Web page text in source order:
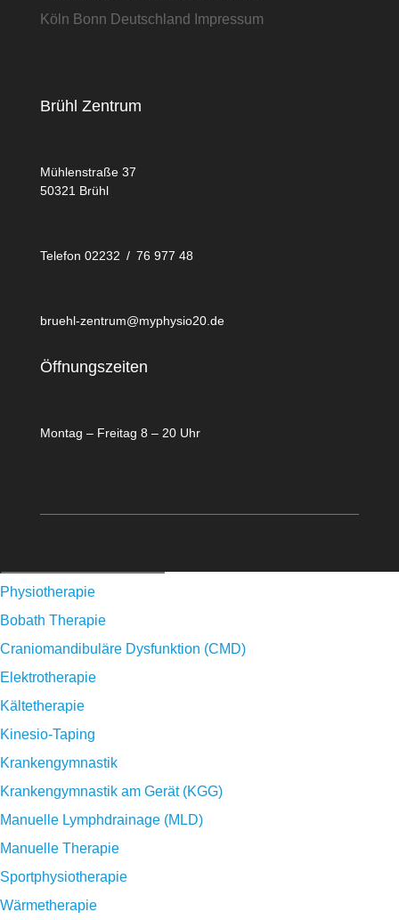
Brühl Zentrum
Mühlenstraße 37
50321 Brühl
Telefon 02232 / 76 977 48
bruehl-zentrum@myphysio20.de
Öffnungszeiten
Montag – Freitag 8 – 20 Uhr
Physiotherapie
Bobath Therapie
Craniomandibuläre Dysfunktion (CMD)
Elektrotherapie
Kältetherapie
Kinesio-Taping
Krankengymnastik
Krankengymnastik am Gerät (KGG)
Manuelle Lymphdrainage (MLD)
Manuelle Therapie
Sportphysiotherapie
Wärmetherapie